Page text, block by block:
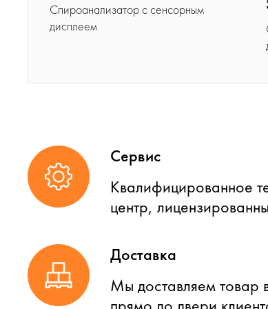
Спироанализатор с сенсорным
дисплеем
Сервис
Квалифицированное
центр,
Доставка
Мы доставляем товар